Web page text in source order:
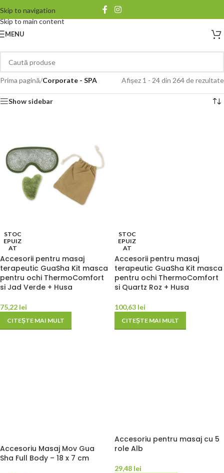
Skip to navigation
Skip to main content
MENU
Prima pagină/Corporate - SPA Afișez 1 - 24 din 264 de rezultate
Show sidebar
STOC
EPUIZ
AT
Accesorii pentru masaj
terapeutic GuaSha Kit masca
pentru ochi ThermoComfort
si Jad Verde + Husa
75,22 lei
CITEȘTE MAI MULT
STOC
EPUIZ
AT
Accesorii pentru masaj
terapeutic GuaSha Kit masca
pentru ochi ThermoComfort
si Quartz Roz + Husa
100,63 lei
CITEȘTE MAI MULT
Accesoriu Masaj Mov Gua
Sha Full Body – 18 x 7 cm
Accesoriu pentru masaj cu 5
role Alb
29,48 lei